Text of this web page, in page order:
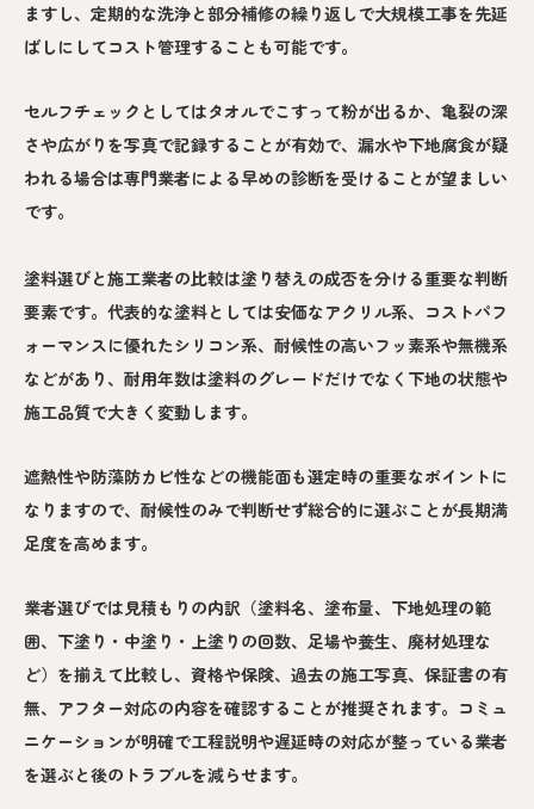
ますし、定期的な洗浄と部分補修の繰り返しで大規模工事を先延
ばしにしてコスト管理することも可能です。
セルフチェックとしてはタオルでこすって粉が出るか、亀裂の深
さや広がりを写真で記録することが有効で、漏水や下地腐食が疑
われる場合は専門業者による早めの診断を受けることが望ましい
です。
塗料選びと施工業者の比較は塗り替えの成否を分ける重要な判断
要素です。代表的な塗料としては安価なアクリル系、コストパフ
ォーマンスに優れたシリコン系、耐候性の高いフッ素系や無機系
などがあり、耐用年数は塗料のグレードだけでなく下地の状態や
施工品質で大きく変動します。
遮熱性や防藻防カビ性などの機能面も選定時の重要なポイントに
なりますので、耐候性のみで判断せず総合的に選ぶことが長期満
足度を高めます。
業者選びでは見積もりの内訳（塗料名、塗布量、下地処理の範
囲、下塗り・中塗り・上塗りの回数、足場や養生、廃材処理な
ど）を揃えて比較し、資格や保険、過去の施工写真、保証書の有
無、アフター対応の内容を確認することが推奨されます。コミュ
ニケーションが明確で工程説明や遅延時の対応が整っている業者
を選ぶと後のトラブルを減らせます。